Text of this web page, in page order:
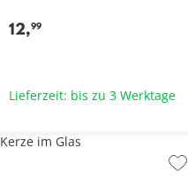
12,99
Lieferzeit: bis zu 3 Werktage
Kerze im Glas